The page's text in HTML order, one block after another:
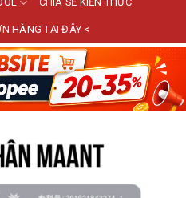
HÀNG TẠI ĐÂY <